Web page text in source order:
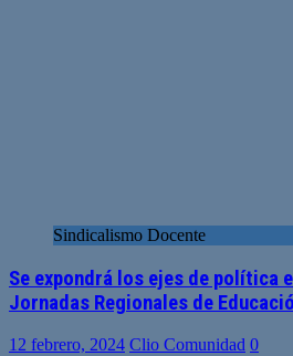
Sindicalismo Docente
Se expondrá los ejes de política
Jornadas Regionales de
12 febrero, 2024 Clio Comunidad 0